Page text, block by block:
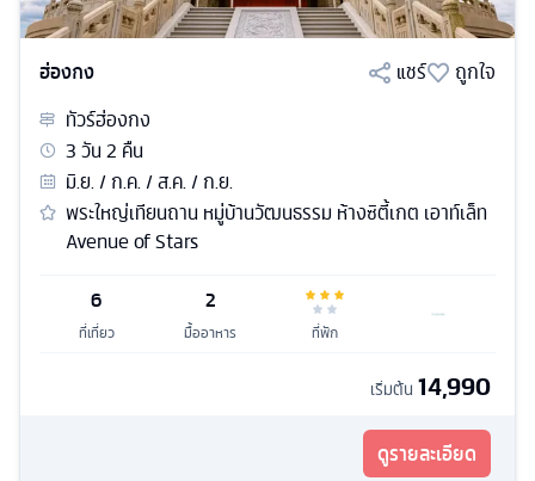
ฮ่องกง แชร์
ถูกใจ
ทัวร์ฮ่องกง
3วัน2 คืน
มิ.ย. / ก.ค. / ส.ค. / ก.ย.
พระใหญ่เทียนถาน หมู่บ้านวัฒนธรรม ห้างซิตี้เกต เอาท์เล็ท
Avenue of Stars
6
ที่เที่ยว
2
มื้ออาหาร ที่พัก
เริ่มต้น 14,990
ดูรายละเอียด